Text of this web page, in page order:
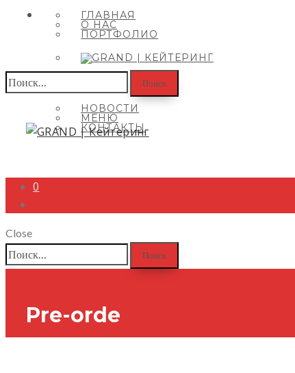
ГЛАВНАЯ
О НАС
ПОРТФОЛИО
НОВОСТИ
МЕНЮ
КОНТАКТЫ
Найти:
0
Close
Найти:
Pre-orde